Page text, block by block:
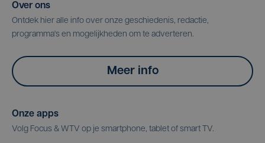
Over ons
Ontdek hier alle info over onze geschiedenis, redactie,
programma's en mogelijkheden om te adverteren.
Meer info
Onze apps
Volg Focus & WTV op je smartphone, tablet of smart TV.